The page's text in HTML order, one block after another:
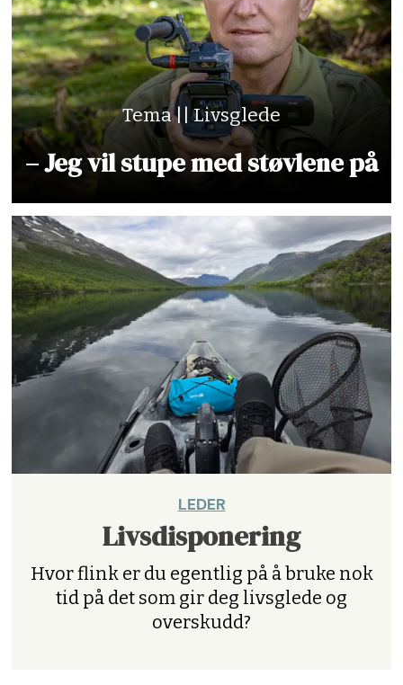
Tema || Livsglede
– Jeg vil stupe med støvlene på
LEDER
Livsdisponering
Hvor flink er du egentlig på å bruke nok
tid på det som gir deg livsglede og
overskudd?